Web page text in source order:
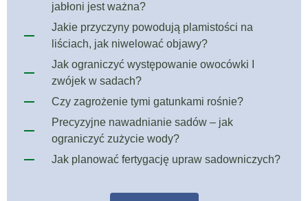
jabłoni jest ważna?
Jakie przyczyny powodują plamistości na
liściach, jak niwelować objawy?
Jak ograniczyć występowanie owocówki I
zwójek w sadach?
Czy zagrożenie tymi gatunkami rośnie?
Precyzyjne nawadnianie sadów – jak
ograniczyć zużycie wody?
Jak planować fertygację upraw sadowniczych?